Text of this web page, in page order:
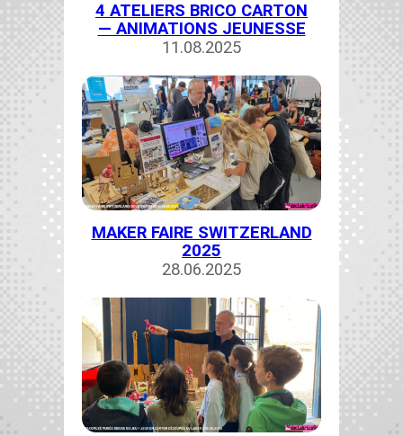
4 ATELIERS BRICO CARTON
— ANIMATIONS JEUNESSE
11.08.2025
MAKER FAIRE SWITZERLAND
2025
28.06.2025